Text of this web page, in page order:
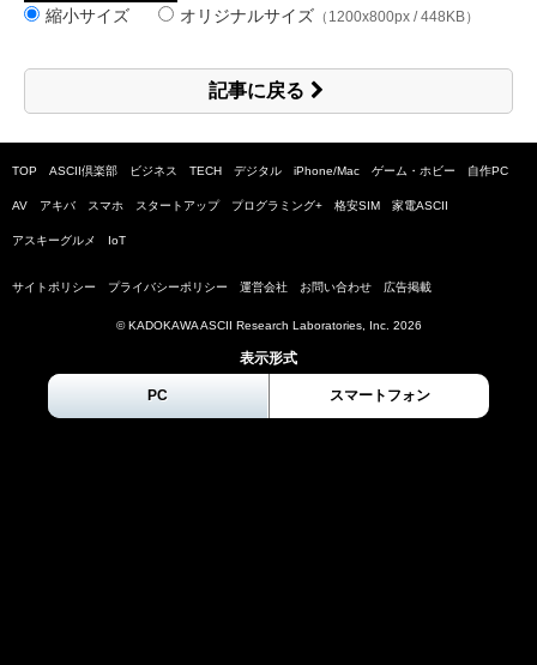
縮小サイズ オリジナルサイズ （1200x800px / 448KB）
記事に戻る
TOP ASCII倶楽部 ビジネス TECH デジタル iPhone/Mac ゲーム・ホビー 自作PC
AV アキバ スマホ スタートアップ プログラミング+ 格安SIM 家電ASCII
アスキーグルメ IoT
サイトポリシー プライバシーポリシー 運営会社 お問い合わせ 広告掲載
© KADOKAWA ASCII Research Laboratories, Inc. 2026
表示形式
PC スマートフォン